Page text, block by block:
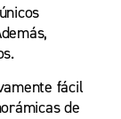
fácil
de